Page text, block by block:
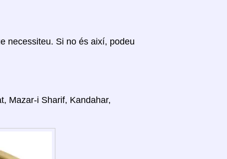
necessiteu. Si no és així, podeu
Mazar-i Sharif, Kandahar,